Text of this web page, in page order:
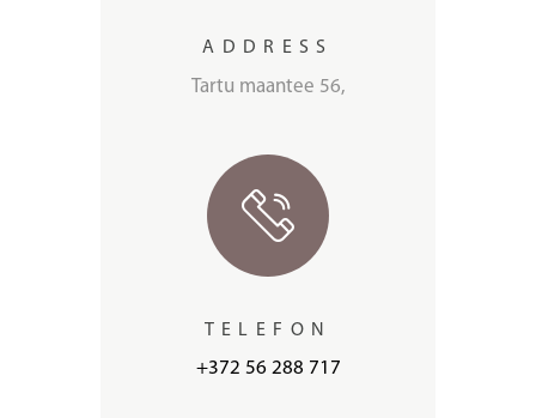
ADDRESS
Tartu maantee 56,
TELEFON
+372 56 288 717